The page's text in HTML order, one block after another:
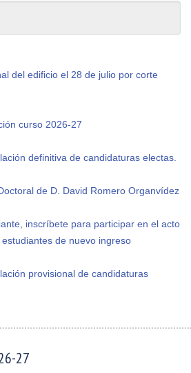
del edificio el 28 de julio por corte
curso 2026-27
definitiva de candidaturas electas.
de D. David Romero Organvídez
inscríbete para participar en el acto
de nuevo ingreso
provisional de candidaturas
27